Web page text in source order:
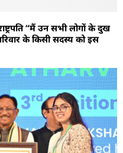
“मैं उन सभी लोगों के दुख
के किसी सदस्य को इस